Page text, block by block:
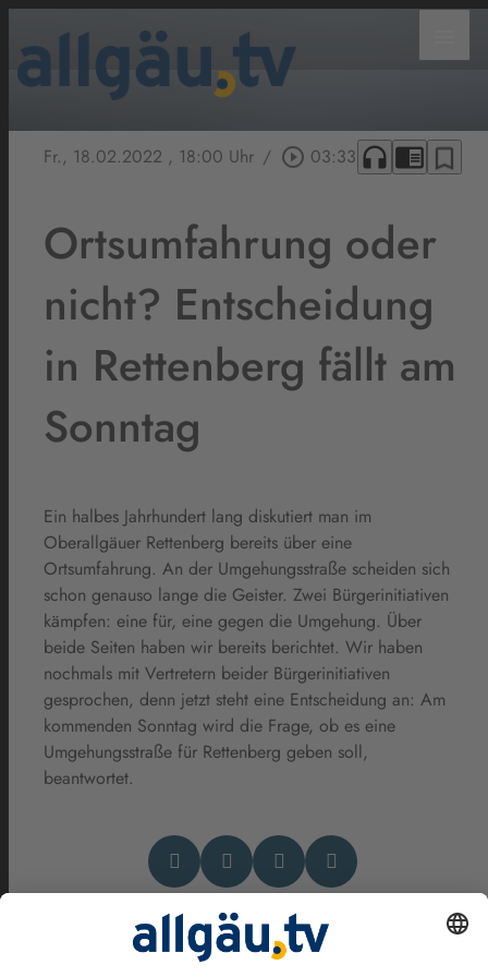
Fr., 18.02.2022 , 18:00 Uhr / play_circle_outline 03:33 headphones chrome_reader_mode bookmark_border
Ortsumfahrung oder
nicht? Entscheidung
in Rettenberg fällt am
Sonntag
Ein halbes Jahrhundert lang diskutiert man im
Oberallgäuer Rettenberg bereits über eine
Ortsumfahrung. An der Umgehungsstraße scheiden sich
schon genauso lange die Geister. Zwei Bürgerinitiativen
kämpfen: eine für, eine gegen die Umgehung. Über
beide Seiten haben wir bereits berichtet. Wir haben
nochmals mit Vertretern beider Bürgerinitiativen
gesprochen, denn jetzt steht eine Entscheidung an: Am
kommenden Sonntag wird die Frage, ob es eine
Umgehungsstraße für Rettenberg geben soll,
beantwortet.